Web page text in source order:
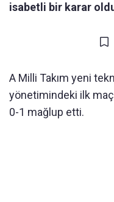
isabetli bir karar
A Milli Takım yeni
yönetimindeki ilk
0-1 mağlup etti.